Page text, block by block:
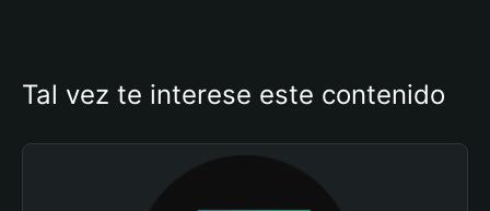
Tal vez te interese este contenido